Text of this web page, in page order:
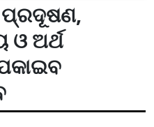
ପ୍ରଦୂଷଣ,
ଅର୍ଥ